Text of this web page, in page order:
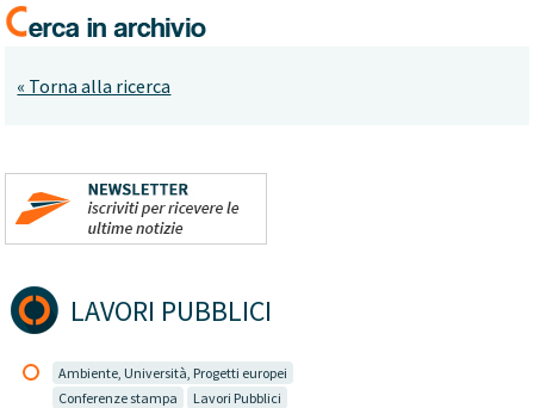
« Torna alla ricerca
LAVORI PUBBLICI
Ambiente, Università, Progetti europei
Conferenze stampa
Lavori Pubblici